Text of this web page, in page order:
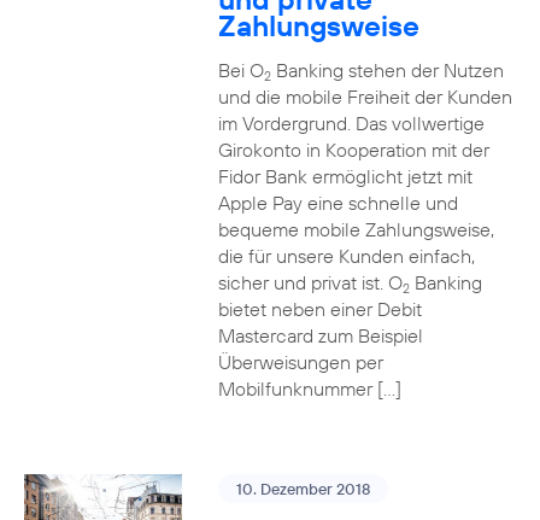
Zahlungsweise
Bei O2Banking stehen der Nutzen
und die mobile Freiheit der Kunden
im Vordergrund. Das vollwertige
Girokonto in Kooperation mit der
Fidor Bank ermöglicht jetzt mit
Apple Pay eine schnelle und
bequeme mobile Zahlungsweise,
die für unsere Kunden einfach,
sicher und privat ist. O2Banking
bietet neben einer Debit
Mastercard zum Beispiel
Überweisungen per
Mobilfunknummer […]
10. Dezember 2018